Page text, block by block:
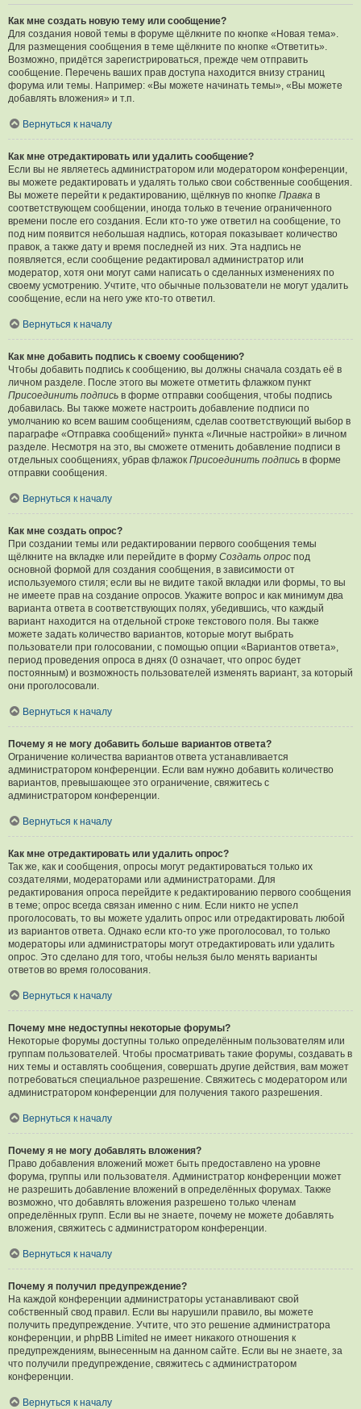
Как мне создать новую тему или сообщение?
Для создания новой темы в форуме щёлкните по кнопке «Новая тема».
Для размещения сообщения в теме щёлкните по кнопке «Ответить».
Возможно, придётся зарегистрироваться, прежде чем отправить
сообщение. Перечень ваших прав доступа находится внизу страниц
форума или темы. Например: «Вы можете начинать темы», «Вы можете
добавлять вложения» и т.п.
Вернуться к началу
Как мне отредактировать или удалить сообщение?
Если вы не являетесь администратором или модератором конференции,
вы можете редактировать и удалять только свои собственные сообщения.
Вы можете перейти к редактированию, щёлкнув по кнопке Правка в
соответствующем сообщении, иногда только в течение ограниченного
времени после его создания. Если кто-то уже ответил на сообщение, то
под ним появится небольшая надпись, которая показывает количество
правок, а также дату и время последней из них. Эта надпись не
появляется, если сообщение редактировал администратор или
модератор, хотя они могут сами написать о сделанных изменениях по
своему усмотрению. Учтите, что обычные пользователи не могут удалить
сообщение, если на него уже кто-то ответил.
Вернуться к началу
Как мне добавить подпись к своему сообщению?
Чтобы добавить подпись к сообщению, вы должны сначала создать её в
личном разделе. После этого вы можете отметить флажком пункт
Присоединить подпись в форме отправки сообщения, чтобы подпись
добавилась. Вы также можете настроить добавление подписи по
умолчанию ко всем вашим сообщениям, сделав соответствующий выбор в
параграфе «Отправка сообщений» пункта «Личные настройки» в личном
разделе. Несмотря на это, вы сможете отменить добавление подписи в
отдельных сообщениях, убрав флажок Присоединить подпись в форме
отправки сообщения.
Вернуться к началу
Как мне создать опрос?
При создании темы или редактировании первого сообщения темы
щёлкните на вкладке или перейдите в форму Создать опрос под
основной формой для создания сообщения, в зависимости от
используемого стиля; если вы не видите такой вкладки или формы, то вы
не имеете прав на создание опросов. Укажите вопрос и как минимум два
варианта ответа в соответствующих полях, убедившись, что каждый
вариант находится на отдельной строке текстового поля. Вы также
можете задать количество вариантов, которые могут выбрать
пользователи при голосовании, с помощью опции «Вариантов ответа»,
период проведения опроса в днях (0 означает, что опрос будет
постоянным) и возможность пользователей изменять вариант, за который
они проголосовали.
Вернуться к началу
Почему я не могу добавить больше вариантов ответа?
Ограничение количества вариантов ответа устанавливается
администратором конференции. Если вам нужно добавить количество
вариантов, превышающее это ограничение, свяжитесь с
администратором конференции.
Вернуться к началу
Как мне отредактировать или удалить опрос?
Так же, как и сообщения, опросы могут редактироваться только их
создателями, модераторами или администраторами. Для
редактирования опроса перейдите к редактированию первого сообщения
в теме; опрос всегда связан именно с ним. Если никто не успел
проголосовать, то вы можете удалить опрос или отредактировать любой
из вариантов ответа. Однако если кто-то уже проголосовал, то только
модераторы или администраторы могут отредактировать или удалить
опрос. Это сделано для того, чтобы нельзя было менять варианты
ответов во время голосования.
Вернуться к началу
Почему мне недоступны некоторые форумы?
Некоторые форумы доступны только определённым пользователям или
группам пользователей. Чтобы просматривать такие форумы, создавать в
них темы и оставлять сообщения, совершать другие действия, вам может
потребоваться специальное разрешение. Свяжитесь с модератором или
администратором конференции для получения такого разрешения.
Вернуться к началу
Почему я не могу добавлять вложения?
Право добавления вложений может быть предоставлено на уровне
форума, группы или пользователя. Администратор конференции может
не разрешить добавление вложений в определённых форумах. Также
возможно, что добавлять вложения разрешено только членам
определённых групп. Если вы не знаете, почему не можете добавлять
вложения, свяжитесь с администратором конференции.
Вернуться к началу
Почему я получил предупреждение?
На каждой конференции администраторы устанавливают свой
собственный свод правил. Если вы нарушили правило, вы можете
получить предупреждение. Учтите, что это решение администратора
конференции, и phpBB Limited не имеет никакого отношения к
предупреждениям, вынесенным на данном сайте. Если вы не знаете, за
что получили предупреждение, свяжитесь с администратором
конференции.
Вернуться к началу